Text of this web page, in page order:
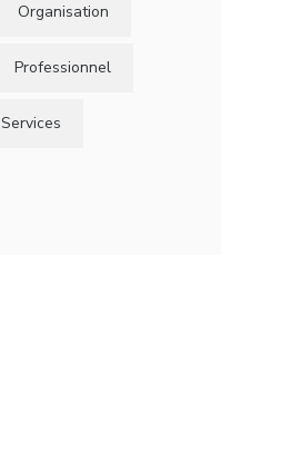
Organisation
Professionnel
Services